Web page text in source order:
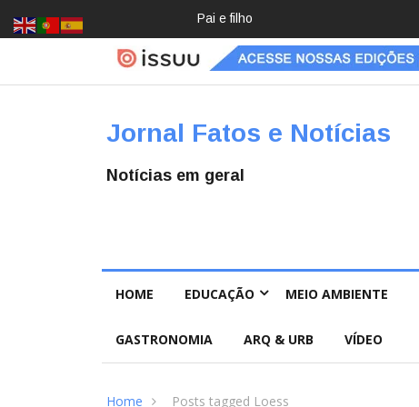
Pai e filhoCrochê,
jardinage
m, diário:
mulheres
rindo
hobbies
desacele
Jornal Fatos e Notícias
Notícias em geral
HOME EDUCAÇÃO MEIO AMBIENTE
GASTRONOMIA ARQ & URB VÍDEO
Home Posts tagged Loess